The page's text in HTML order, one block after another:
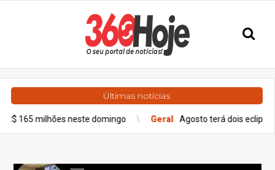
Últimas notícias
neste domingo Geral Agosto terá dois eclipses; saiba